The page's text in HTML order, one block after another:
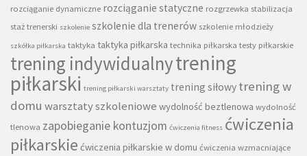
rozciąganie dynamiczne rozciąganie statyczne rozgrzewka stabilizacja
staż trenerski szkolenie szkolenie dla trenerów szkolenie młodzieży
szkółka piłkarska taktyka taktyka piłkarska technika piłkarska testy piłkarskie
trening indywidualnytrening
piłkarski trening piłkarski warsztaty trening siłowy trening w
domu warsztaty szkoleniowe wydolność beztlenowa wydolność
tlenowa zapobieganie kontuzjom ćwiczenia fitness ćwiczenia
piłkarskie ćwiczenia piłkarskie w domu ćwiczenia wzmacniające